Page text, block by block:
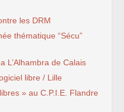
les DRM
thématique “Sécu”
L’Alhambra de Calais
libre / Lille
» au C.P.I.E. Flandre